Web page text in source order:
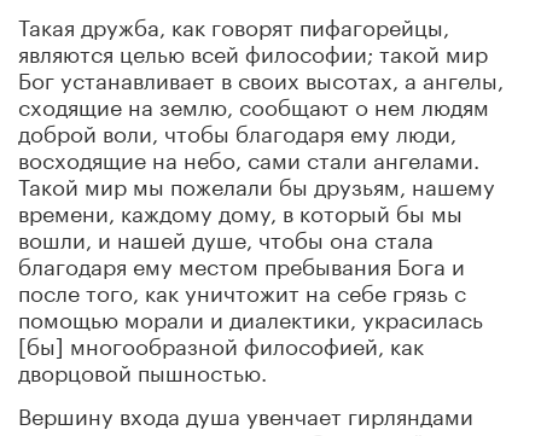
Такая дружба, как говорят пифагорейцы,
являются целью всей философии; такой мир
Бог устанавливает в своих высотах, а ангелы,
сходящие на землю, сообщают о нем людям
доброй воли, чтобы благодаря ему люди,
восходящие на небо, сами стали ангелами.
Такой мир мы пожелали бы друзьям, нашему
времени, каждому дому, в который бы мы
вошли, и нашей душе, чтобы она стала
благодаря ему местом пребывания Бога и
после того, как уничтожит на себе грязь с
помощью морали и диалектики, украсилась
[бы] многообразной философией, как
дворцовой пышностью.
Вершину входа душа увенчает гирляндами